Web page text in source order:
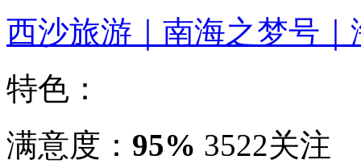
西沙旅游｜南海之梦号
特色：
满意度： 95% 3522关注